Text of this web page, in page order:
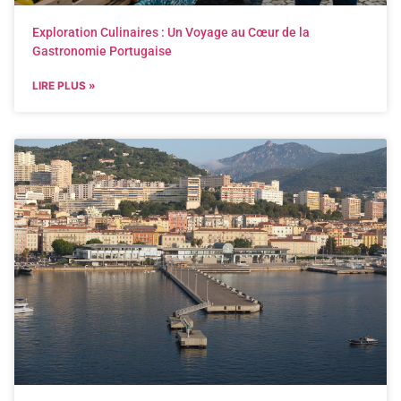
Exploration Culinaires : Un Voyage au Cœur de la
Gastronomie Portugaise
LIRE PLUS »